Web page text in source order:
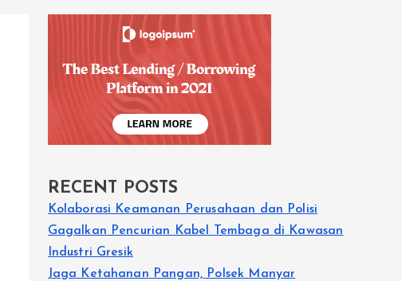
RECENT POSTS
Kolaborasi Keamanan Perusahaan dan Polisi
Gagalkan Pencurian Kabel Tembaga di Kawasan
Industri Gresik
Jaga Ketahanan Pangan, Polsek Manyar